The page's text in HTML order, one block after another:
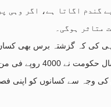
گندم اگاتا ہے، اگر وہی
متاثر ہوگی۔
کی کہ گزشتہ برس بھی
شکار رہے، اور اس سال
کی وجہ سے کسانوں کو اپنی